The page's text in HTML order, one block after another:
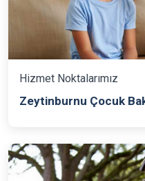
Hizmet Noktalarımız
Zeytinburnu Çocuk